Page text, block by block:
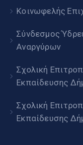
Κοινωφελής
Σύνδεσμος
Αναργύρων
Σχολική
Εκπαίδευσης
Σχολική
Εκπαίδευσης